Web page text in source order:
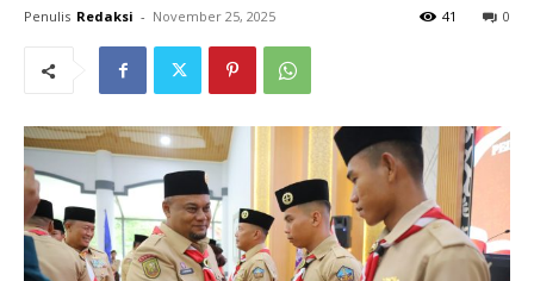
Penulis Redaksi - November 25, 2025 0
41